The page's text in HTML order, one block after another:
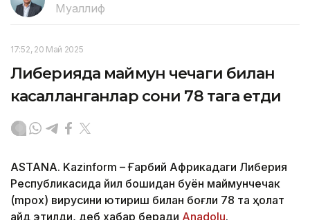
Муаллиф
17:52, 20 Май 2025
Либерияда маймун чечаги билан
касалланганлар сони 78 тага етди
ASTANA. Kazinform – Ғарбий Африкадаги Либерия
Республикасида йил бошидан буён маймунчечак
(mpox) вирусини юқтириш билан боғлиқ 78 та ҳолат
қайд этилди, деб хабар беради Anadolu.